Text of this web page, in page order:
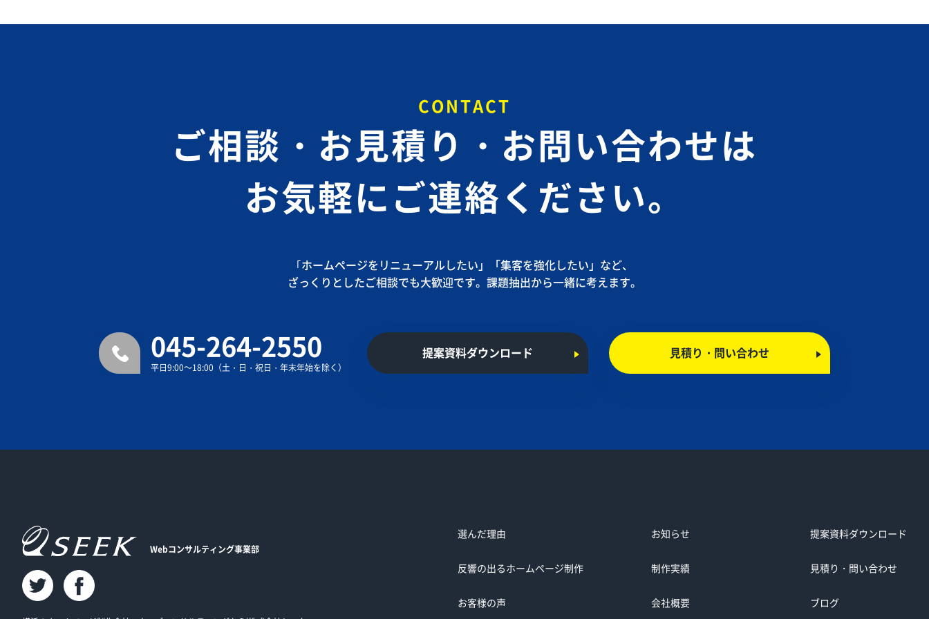
CONTACT
ご相談・お見積り・お問い合わせは
お気軽にご連絡ください。
｢ホームページをリニューアルしたい」
「集客を強化したい」など、
ざっくりとしたご相談でも大歓迎です。課題抽出から一緒に考えます。
045-264-2550
平日9:00～18:00（土・日・祝日・年末年始を除く）
提案資料ダウンロード 見積り・問い合わせ
Webコンサルティング事業部
選んだ理由
反響の出るホームページ制作
お客様の声
お知らせ
制作実績
会社概要
提案資料ダウンロード
見積り・問い合わせ
ブログ